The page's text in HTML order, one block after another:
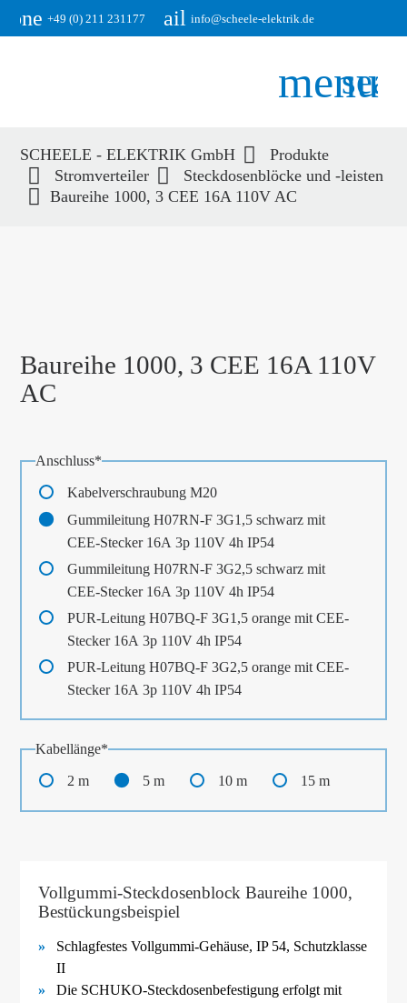
+49 (0) 211 231177email info@scheele-elektrik.de
menu
Suchbegriffe SUCHEN
SCHEELE - ELEKTRIK GmbH
Produkte
Stromverteiler
Steckdosenblöcke und -leisten
Baureihe 1000, 3 CEE 16A 110V AC
Baureihe 1000, 3 CEE 16A 110V
AC
Pflichtfeld
Anschluss*
Kabelverschraubung M20
Gummileitung H07RN-F 3G1,5 schwarz mit
CEE-Stecker 16A 3p 110V 4h IP54
Gummileitung H07RN-F 3G2,5 schwarz mit
CEE-Stecker 16A 3p 110V 4h IP54
PUR-Leitung H07BQ-F 3G1,5 orange mit CEE-
Stecker 16A 3p 110V 4h IP54
PUR-Leitung H07BQ-F 3G2,5 orange mit CEE-
Stecker 16A 3p 110V 4h IP54
Pflichtfeld
Kabellänge*
2 m 5 m 10 m 15 m
Vollgummi-Steckdosenblock Baureihe 1000,
Bestückungsbeispiel
Schlagfestes Vollgummi-Gehäuse, IP 54, Schutzklasse
II
Die SCHUKO-Steckdosenbefestigung erfolgt mit